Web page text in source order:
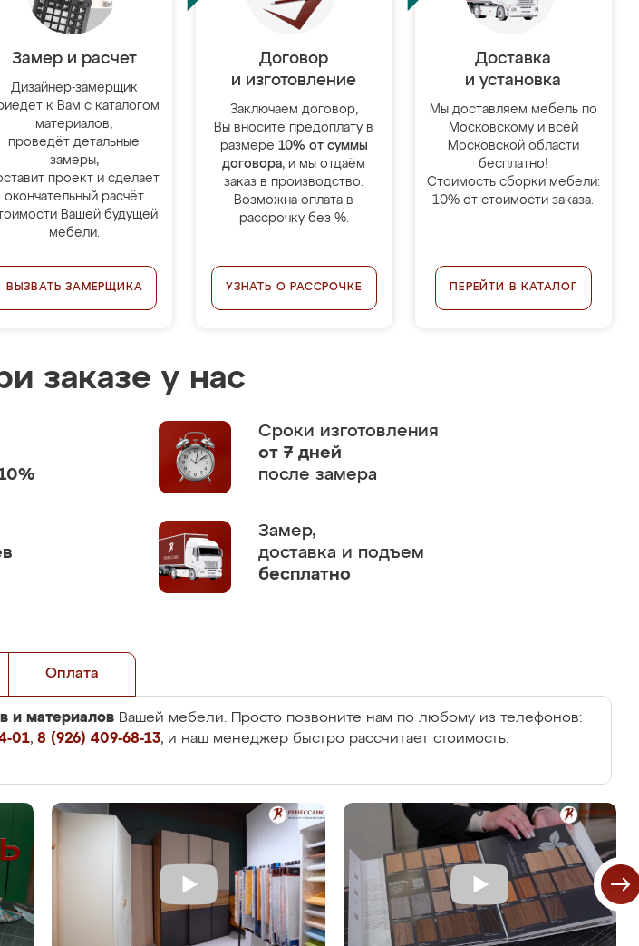
Замер и расчет
Дизайнер-замерщик
к Вам с каталогом
материалов,
проведёт детальные
замеры,
проект и сделает
окончательный расчёт
Вашей будущей
мебели.
ВЫЗВАТЬ ЗАМЕРЩИКА
Договор
и изготовление
Заключаем договор,
Вы вносите предоплату в
размере 10% от суммы
договора, и мы отдаём
заказ в производство.
Возможна оплата в
рассрочку без %.
УЗНАТЬ О РАССРОЧКЕ
Доставка
и установка
Мы доставляем мебель по
Московскому и всей
Московской области
бесплатно!
Стоимость сборки мебели:
10% от стоимости заказа.
ПЕРЕЙТИ В КАТАЛОГ
заказе у нас
Сроки изготовления
от 7 дней
после замера
Замер,
доставка и подъем
бесплатно
Оплата
и материалов Вашей мебели. Просто позвоните нам по любому из телефонов:
01, 8 (926) 409-68-13, и наш менеджер быстро рассчитает стоимость.